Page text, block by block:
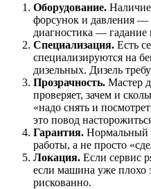
Оборудование.
форсунок и давления —
диагностика —
Специализация. Есть
специализируются на
дизельных. Дизель
Прозрачность. Мастер
проверяет, зачем и
«надо снять и
это повод
Гарантия. Нормальный
работы, а не просто
Локация. Если сервис
если машина уже плохо
рискованно.